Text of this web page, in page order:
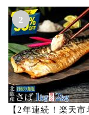
2019/
2019/
2
【2年連続！楽天市